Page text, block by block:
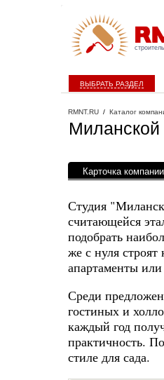
ВЫБРАТЬ РАЗДЕЛ
RMNT.RU / Каталог
Карточка компании
Студия
считающейся
подобрать
же с нуля строят
апартаменты
Среди
гостиных и
каждый год
практичность.
стиле для сада.